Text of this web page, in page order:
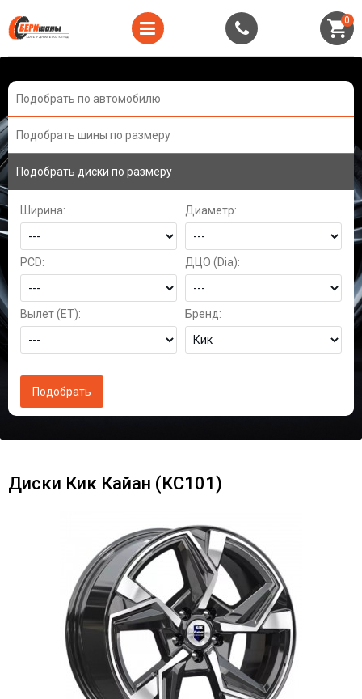
0
Подобрать по автомобилю
Подобрать шины по размеру
Подобрать диски по размеру
Ширина: Диаметр:
PCD: ДЦО (Dia):
Вылет (ET): Бренд:
Диски Кик Кайан (КС101)